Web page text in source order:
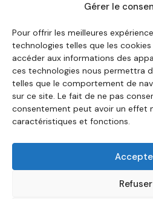
Gérer le
Pour offrir les meilleures
technologies telles que les
accéder aux informations des
ces technologies nous permettra
telles que le comportement de
sur ce site. Le fait de ne pas
consentement peut avoir un effet
caractéristiques et fonctions.
Refuser
nous citent· Mentions légales·
ENGLISH VERSION
English Hub →
Eco3min privilégie des analyses
mois ; les événements récents
d'entrée, jamais de finalité.
Avertissement – Informations
analyses, commentaires et contenus
pédagogique. Ils ne constituent ni un